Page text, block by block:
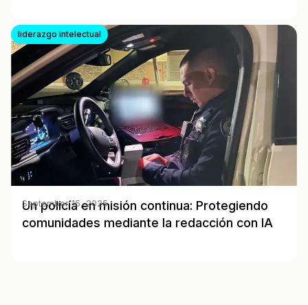
liderazgo intelectual
Un policía en misión continua: Protegiendo
comunidades mediante la redacción con IA
September 15, 2025